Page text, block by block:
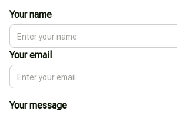
Your name
Your email
Your message